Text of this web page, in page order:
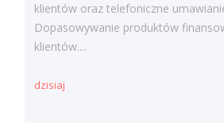
klientów oraz telefoniczne
Dopasowywanie produktów
klientów....
dzisiaj